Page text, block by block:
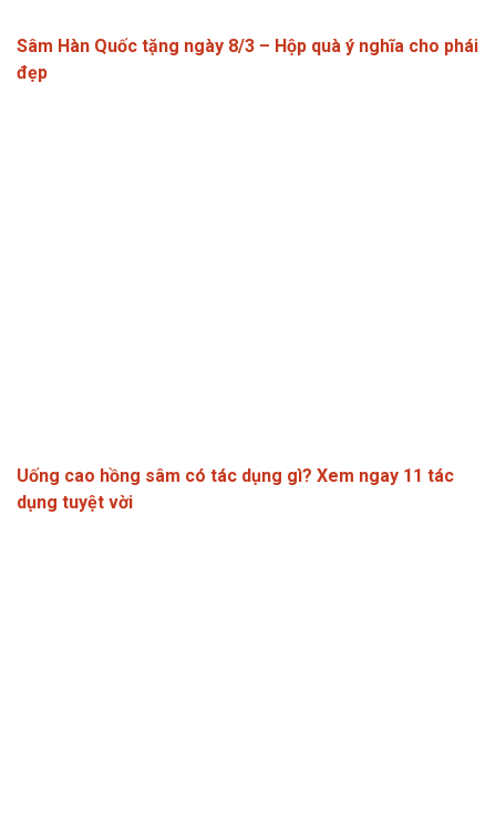
Sâm Hàn Quốc tặng ngày 8/3 – Hộp quà ý nghĩa cho phái
đẹp
Uống cao hồng sâm có tác dụng gì? Xem ngay 11 tác
dụng tuyệt vời